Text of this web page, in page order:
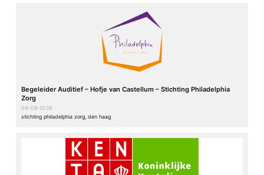
Begeleider Auditief – Hofje van Castellum – Stichting Philadelphia
Zorg
04-08-2026
stichting philadelphia zorg, den haag